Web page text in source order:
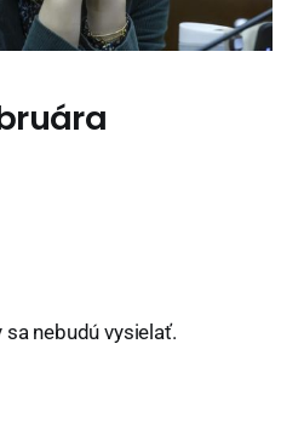
sa nebudú vysielať.